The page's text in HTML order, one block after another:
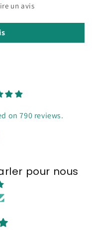
un avis
on 790 reviews.
pour nous